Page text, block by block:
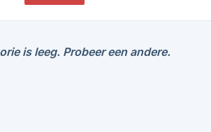
is leeg. Probeer een andere.